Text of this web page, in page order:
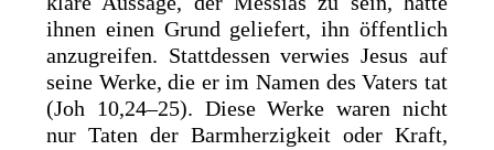
ihnen einen Grund geliefert, ihn öffentlich
anzugreifen. Stattdessen verwies Jesus auf
seine Werke, die er im Namen des Vaters tat
(Joh 10,24–25). Diese Werke waren nicht
nur Taten der Barmherzigkeit oder Kraft,